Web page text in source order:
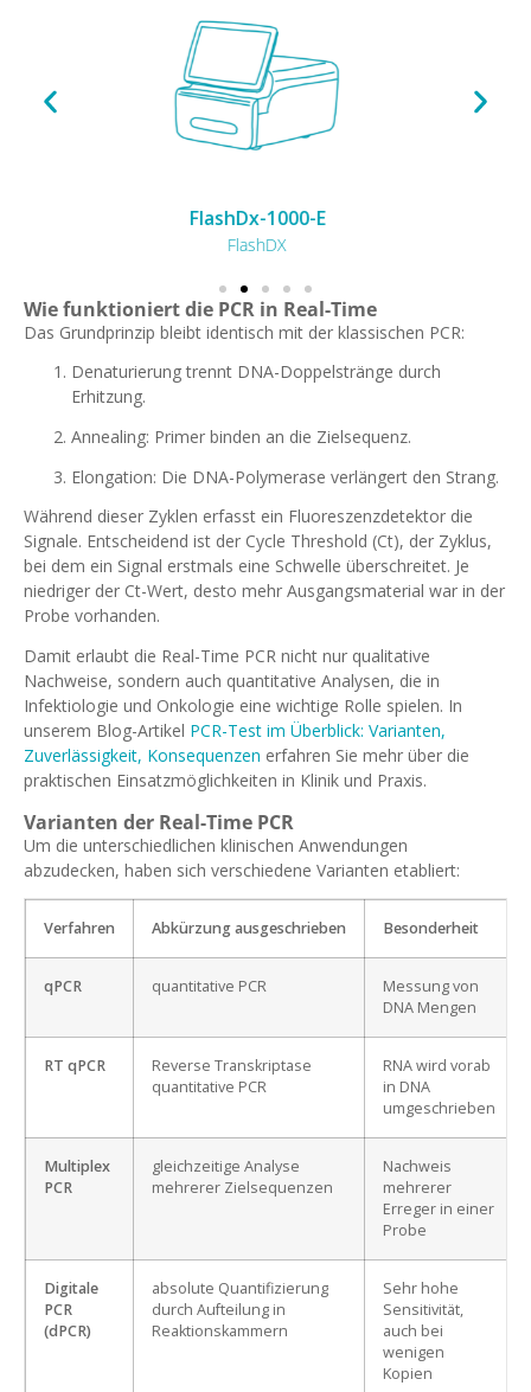
Cepheid
Wie funktioniert die PCR in Real-Time
Das Grundprinzip bleibt identisch mit der klassischen PCR:
Denaturierung trennt DNA-Doppelstränge durch
Erhitzung.
Annealing: Primer binden an die Zielsequenz.
Elongation: Die DNA-Polymerase verlängert den Strang.
Während dieser Zyklen erfasst ein Fluoreszenzdetektor die
Signale. Entscheidend ist der Cycle Threshold (Ct), der Zyklus,
bei dem ein Signal erstmals eine Schwelle überschreitet. Je
niedriger der Ct-Wert, desto mehr Ausgangsmaterial war in der
Probe vorhanden.
Damit erlaubt die Real-Time PCR nicht nur qualitative
Nachweise, sondern auch quantitative Analysen, die in
Infektiologie und Onkologie eine wichtige Rolle spielen. In
unserem Blog-Artikel PCR-Test im Überblick: Varianten,
Zuverlässigkeit, Konsequenzen erfahren Sie mehr über die
praktischen Einsatzmöglichkeiten in Klinik und Praxis.
Varianten der Real-Time PCR
Um die unterschiedlichen klinischen Anwendungen
abzudecken, haben sich verschiedene Varianten etabliert:
Verfahren Abkürzung ausgeschrieben Besonderheit
qPCR quantitative PCR
Messung von
DNA Mengen
RT qPCR
Reverse Transkriptase
quantitative PCR
RNA wird vorab
in DNA
umgeschrieben
Multiplex
PCR
gleichzeitige Analyse
mehrerer Zielsequenzen
Nachweis
mehrerer
Erreger in einer
Probe
Digitale
PCR
(dPCR)
absolute Quantifizierung
durch Aufteilung in
Reaktionskammern
Sehr hohe
Sensitivität,
auch bei
wenigen
Kopien